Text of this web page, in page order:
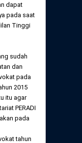
dapat
pada saat
Tinggi
sudah
dan
pada
2015
itu agar
PERADI
pada
tahun